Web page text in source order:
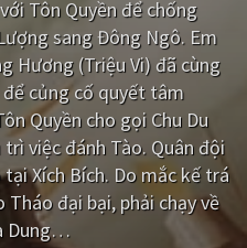
Gia đình
Lịch sử
Tiểu sử
DramaTV
Tôn Quyền để chống
sang Đông Ngô. Em
Hương (Triệu Vi) đã cùng
củng cố quyết tâm
Quyền cho gọi Chu Du
việc đánh Tào. Quân đội
Xích Bích. Do mắc kế trá
Tháo đại bại, phải chạy về
Dung…